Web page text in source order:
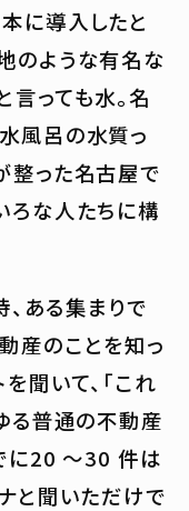
に導入したと
のような有名な
言っても水。名
風呂の水質っ
整った名古屋で
ろな人たちに構
ある集まりで
産のことを知っ
聞いて、「これ
る普通の不動産
に20 〜30 件は
と聞いただけで